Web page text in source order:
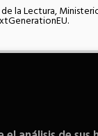
la Lectura,